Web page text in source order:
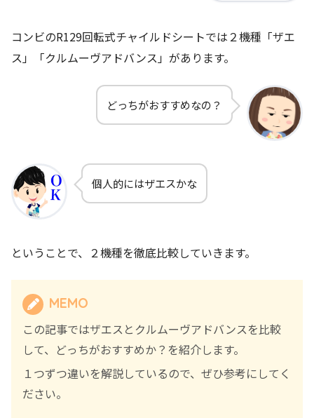
コンビのR129回転式チャイルドシートでは２機種「ザエ
ス」「クルムーヴアドバンス」があります。
どっちがおすすめなの？
個人的にはザエスかな
ということで、２機種を徹底比較していきます。
MEMO
この記事ではザエスとクルムーヴアドバンスを比較
して、どっちがおすすめか？を紹介します。
１つずつ違いを解説しているので、ぜひ参考にしてく
ださい。